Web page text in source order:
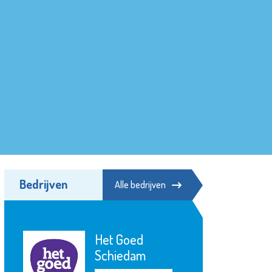
Bedrijven Alle bedrijven
Het Goed
Schiedam